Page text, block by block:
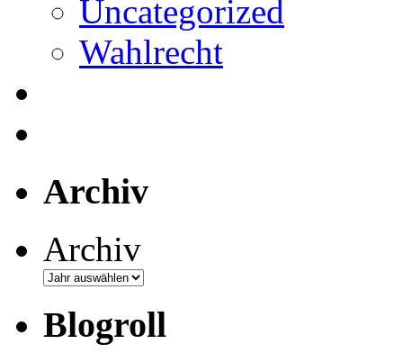
Uncategorized
Wahlrecht
Archiv
Archiv
Blogroll